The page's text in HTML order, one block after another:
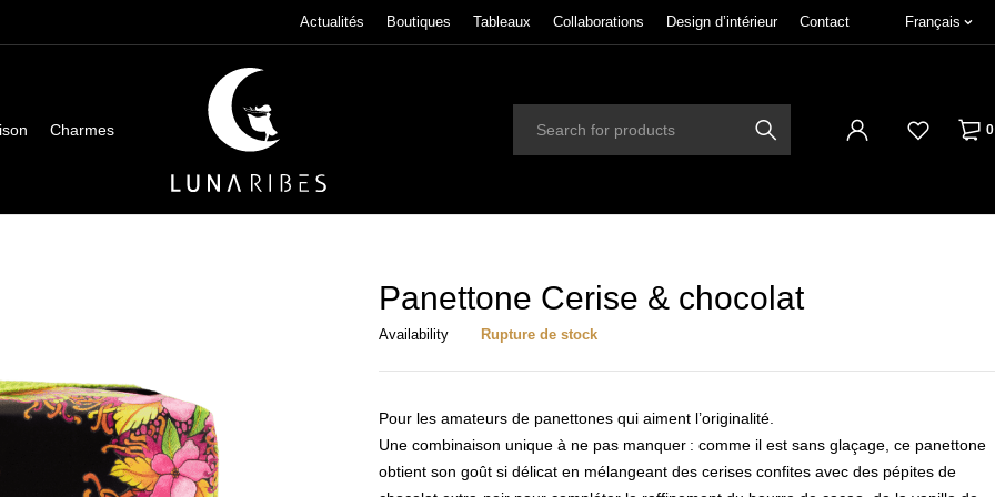
Actualités Boutiques Tableaux Collaborations Design d’intérieur Contact Français
Charmes 0
Panettone Cerise & chocolat
Availability Rupture de stock
Pour les amateurs de panettones qui aiment l’originalité.
Une combinaison unique à ne pas manquer : comme il est sans glaçage, ce panettone
obtient son goût si délicat en mélangeant descerises confites avec des pépites de